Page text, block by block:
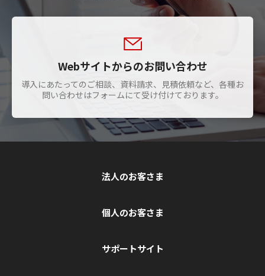
Webサイトからのお問い合わせ
導入にあたってのご相談、資料請求、見積依頼など、各種お
問い合わせはフォームにて受け付けております。
法人のお客さま
個人のお客さま
サポートサイト